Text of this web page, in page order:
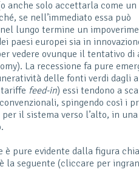
anche solo accettarla come
se nell’immediato essa può
lungo termine un
paesi europei sia in
vedere ovunque il tentativo di
La recessione fa pure
delle fonti verdi dagli
feed-in) essi tendono a
spingendo così i
il sistema verso l’alto, in
pure evidente dalla figura
la seguente (cliccare per